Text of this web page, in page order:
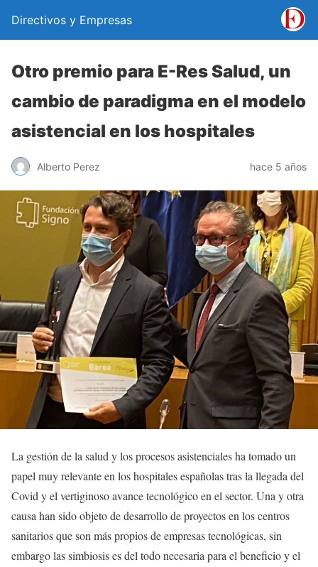
Directivos y Empresas
Otro premio para E-Res Salud, un
cambio de paradigma en el modelo
asistencial en los hospitales
Alberto Perez hace 5 años
La gestión de la salud y los procesos asistenciales ha tomado un
papel muy relevante en los hospitales españolas tras la llegada del
Covid y el vertiginoso avance tecnológico en el sector. Una y otra
causa han sido objeto de desarrollo de proyectos en los centros
sanitarios que son más propios de empresas tecnológicas, sin
embargo las simbiosis es del todo necesaria para el beneficio y el